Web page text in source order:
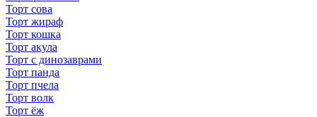
Торт сова
Торт жираф
Торт кошка
Торт акула
Торт с динозаврами
Торт панда
Торт пчела
Торт волк
Торт ёж